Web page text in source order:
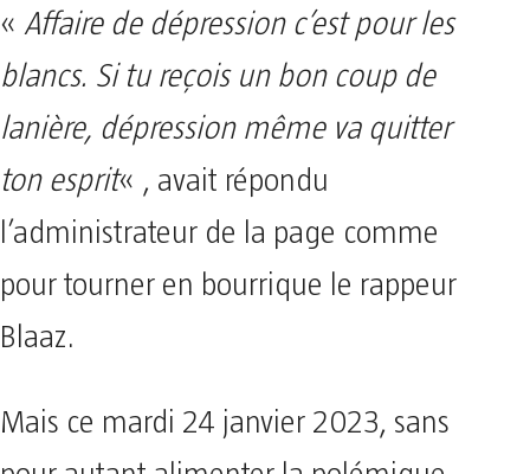
« Affaire de dépression c’est pour les
blancs. Si tu reçois un bon coup de
lanière, dépression même va quitter
ton esprit« , avait répondu
l’administrateur de la page comme
pour tourner en bourrique le rappeur
Blaaz.
Mais ce mardi 24 janvier 2023, sans